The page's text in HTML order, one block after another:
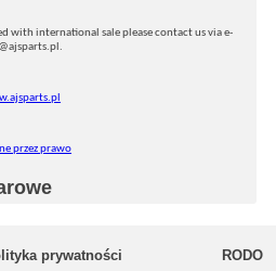
with international sale please contact us via e-
przez prawo
prywatności RODO